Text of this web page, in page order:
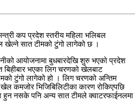
कप प्रदेश स्तरीय महिला भलिबल
खेल्ने सात टीमको टुंगो लागेको छ ।
आयोजनामा बुधबारदेखि शुरु भएको प्रदेश
बिहीबार भएका लिग चरणको खेलबाट
टुंगो लागेको हो । लिग चरणको अन्तिम
खेल कमजोर भिजिबिलिटीका कारण रोकिएपछि
हुन नसके पनि अन्य सात टीमले क्वाटरफाईनलमा